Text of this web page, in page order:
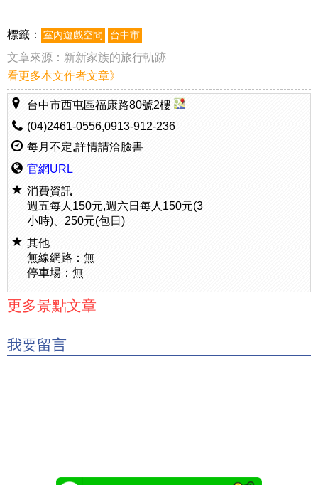
標籤： 室內遊戲空間 台中市
文章來源： 新新家族的旅行軌跡
看更多本文作者文章》
台中市西屯區福康路80號2樓
(04)2461-0556,0913-912-236
每月不定,詳情請洽臉書
官網URL
消費資訊
週五每人150元,週六日每人150元(3
小時)、250元(包日)
其他
無線網路：無
停車場：無
更多景點文章
我要留言